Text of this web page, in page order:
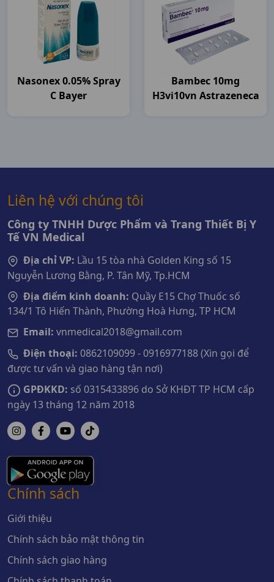
Nasonex 0.05% Spray
C Bayer
Bambec 10mg
H3vi10vn Astrazeneca
Liên hệ với chúng tôi
Công ty TNHH Dược Phẩm và Trang Thiết Bị Y
Tế VN Medical
Địa chỉ VP: Lầu 15 tòa nhà Golden King số 15
Nguyễn Lương Bằng, P. Tân Mỹ, Tp.HCM
Địa điểm kinh doanh: Quầy E15 Chợ Thuốc số
134/1 Tô Hiến Thành, Phường Hoà Hưng, TP HCM
Email: vnmedical2018@gmail.com
Điện thoại: 0862109099 - 0916977188 (Xin gọi để
được tư vấn và giao hàng tận nơi)
GPĐKKD: số 0315433896 do Sở KHĐT TP HCM cấp
ngày 13 tháng 12 năm 2018
Chính sách
Giới thiệu
Chính sách bảo mật thông tin
Chính sách giao hàng